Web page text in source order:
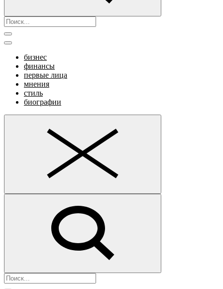
бизнес
финансы
первые лица
мнения
стиль
биографии